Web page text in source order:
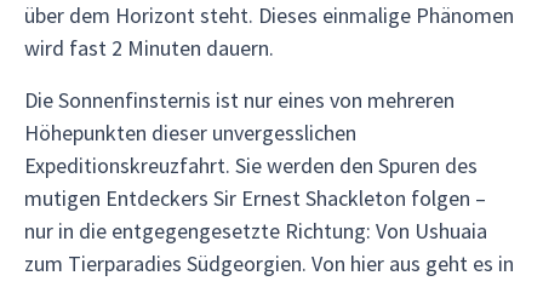
über dem Horizont steht. Dieses einmalige Phänomen
wird fast 2 Minuten dauern.
Die Sonnenfinsternis ist nur eines von mehreren
Höhepunkten dieser unvergesslichen
Expeditionskreuzfahrt. Sie werden den Spuren des
mutigen Entdeckers Sir Ernest Shackleton folgen –
nur in die entgegengesetzte Richtung: Von Ushuaia
zum Tierparadies Südgeorgien. Von hier aus geht es in